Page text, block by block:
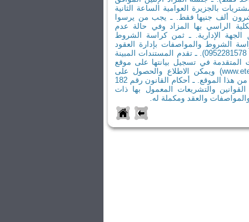
والمشتريات بالجزيرة العوامية الساعة الثانية
ألف جنيها فقط. ـ يجب من يرسوا
من القيمة الكلية الراسي بها المزاد وفي حالة عدم
الإدارية. ـ ثمن كراسة الشروط
ـ تباع كراسة الشروط والمواصفات بإدارة العقود
والمشتريات بالجزيرة العوامية ( ت .ف/ 0952281578). ـ تقدم المستندات المبينة
في تسجيل بيانتها على موقع
بوابة التعاقدات العامة (www.etenders.gov.eg) ويمكن الاطلاع والحصول على
نسخة من كراسة الشروط والمواصفات من هذا الموقع. ـ أحكام القانون رقم 182
وكافة القوانين والتشريعات المعمول بها ذات
والعقد ومكملة له.